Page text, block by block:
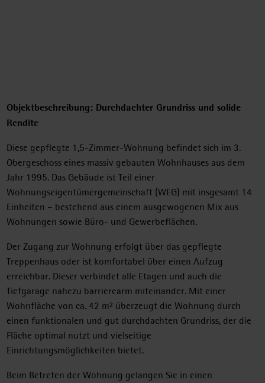
Objektbeschreibung: Durchdachter Grundriss und solide
Rendite
Diese gepflegte 1,5-Zimmer-Wohnung befindet sich im 3.
Obergeschoss eines massiv gebauten Wohnhauses aus dem
Jahr 1995. Das Gebäude ist Teil einer
Wohnungseigentümergemeinschaft (WEG) mit insgesamt 14
Einheiten – bestehend aus einem ausgewogenen Mix aus
Wohnungen sowie Büro- und Gewerbeflächen.
Der Zugang zur Wohnung erfolgt über das gepflegte
Treppenhaus oder ist komfortabel über einen Aufzug
erreichbar. Dieser verbindet alle Etagen und auch die
Tiefgarage nahezu barrierearm miteinander. Mit einer
Wohnfläche von ca. 42 m² überzeugt die Wohnung durch
einen funktionalen und gut durchdachten Grundriss, der die
Fläche optimal nutzt und vielseitige
Einrichtungsmöglichkeiten bietet.
Beim Betreten der Wohnung gelangen Sie in einen